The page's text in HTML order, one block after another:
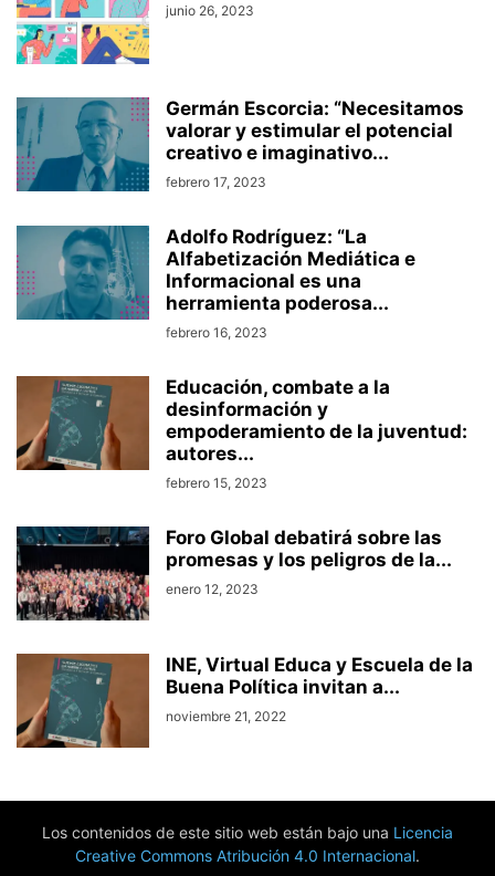
junio 26, 2023
Germán Escorcia: “Necesitamos
valorar y estimular el potencial
creativo e imaginativo...
febrero 17, 2023
Adolfo Rodríguez: “La
Alfabetización Mediática e
Informacional es una
herramienta poderosa...
febrero 16, 2023
Educación, combate a la
desinformación y
empoderamiento de la juventud:
autores...
febrero 15, 2023
Foro Global debatirá sobre las
promesas y los peligros de la...
enero 12, 2023
INE, Virtual Educa y Escuela de la
Buena Política invitan a...
noviembre 21, 2022
Los contenidos de este sitio web están bajo una Licencia
Creative Commons Atribución 4.0 Internacional.